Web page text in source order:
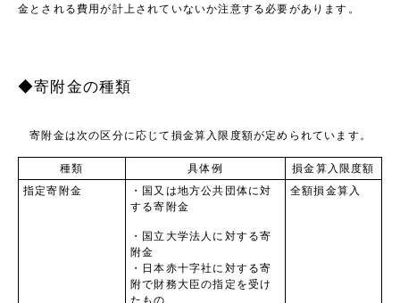
金とされる費用が計上されていないか注意する必要があります。
◆寄附金の種類
寄附金は次の区分に応じて損金算入限度額が定められています。
種類 具体例
損金算入限度額
指定寄附金
・国又は地方公共団体に対
する寄附金
・国立大学法人に対する寄
附金
・日本赤十字社に対する寄
附で財務大臣の指定を受け
たもの
全額損金算入